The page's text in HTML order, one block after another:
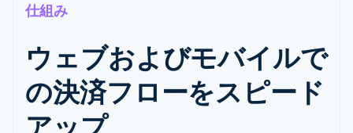
仕組み
ウェブおよびモバイルで
の決済フローをスピード
アップ